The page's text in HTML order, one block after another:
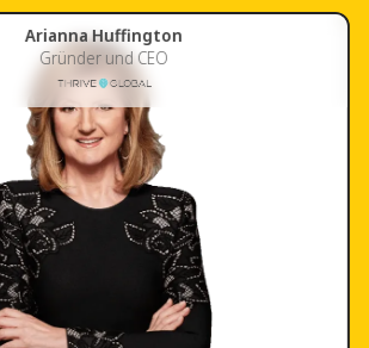
Ursula M. Burns
Ehemaliger CEO von Xerox
von Uber, Exxon Mobil, Nestle, Veon und jetzt
Goodera